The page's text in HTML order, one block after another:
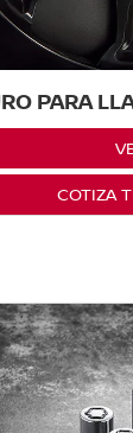
PARA
COTIZA